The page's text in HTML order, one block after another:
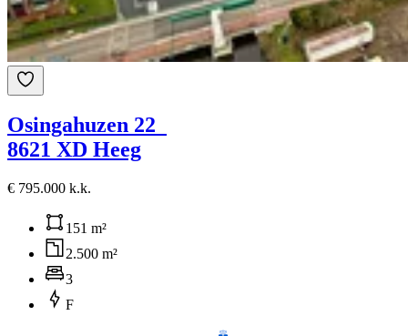
Osingahuzen 22
8621 XD Heeg
€ 795.000 k.k.
151 m²
2.500 m²
3
F